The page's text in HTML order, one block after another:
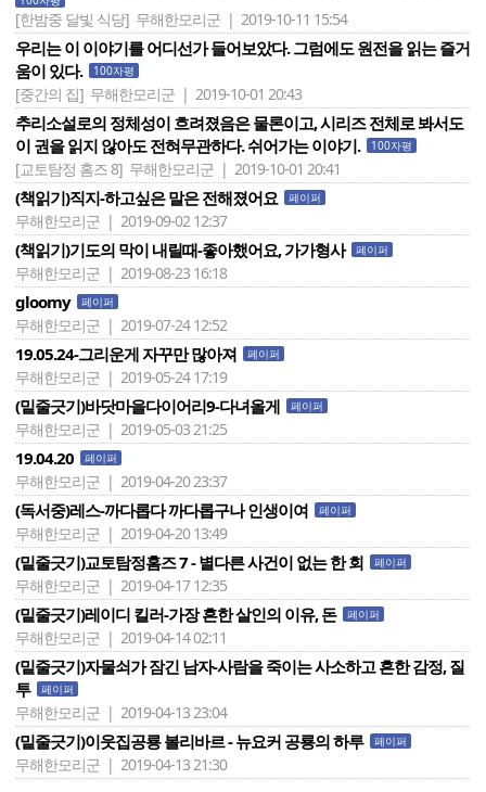
[한밤중 달빛 식당] 무해한모리군 | 2019-10-11 15:54
우리는 이 이야기를 어디선가 들어보았다. 그럼에도 원전을 읽는 즐거
움이 있다.
100자평
[중간의 집] 무해한모리군 | 2019-10-01 20:43
추리소설로의 정체성이 흐려졌음은 물론이고, 시리즈 전체로 봐서도
이 권을 읽지 않아도 전혀무관하다. 쉬어가는 이야기.
100자평
[교토탐정 홈즈 8] 무해한모리군 | 2019-10-01 20:41
(책읽기)직지-하고싶은 말은 전해졌어요 페이퍼
무해한모리군 | 2019-09-02 12:37
(책읽기)기도의 막이 내릴때-좋아했어요, 가가형사 페이퍼
무해한모리군 | 2019-08-23 16:18
gloomy 페이퍼
무해한모리군 | 2019-07-24 12:52
19.05.24-그리운게 자꾸만 많아져 페이퍼
무해한모리군 | 2019-05-24 17:19
(밑줄긋기)바닷마을다이어리9-다녀올게 페이퍼
무해한모리군 | 2019-05-03 21:25
19.04.20 페이퍼
무해한모리군 | 2019-04-20 23:37
(독서중)레스-까다롭다 까다롭구나 인생이여 페이퍼
무해한모리군 | 2019-04-20 13:49
(밑줄긋기)교토탐정홈즈 7 - 별다른 사건이 없는 한 회 페이퍼
무해한모리군 | 2019-04-17 12:35
(밑줄긋기)레이디 킬러-가장 흔한 살인의 이유, 돈 페이퍼
무해한모리군 | 2019-04-14 02:11
(밑줄긋기)자물쇠가 잠긴 남자-사람을 죽이는 사소하고 흔한 감정, 질
투
페이퍼
무해한모리군 | 2019-04-13 23:04
(밑줄긋기)이웃집공룡 볼리바르 - 뉴요커 공룡의 하루 페이퍼
무해한모리군 | 2019-04-13 21:30